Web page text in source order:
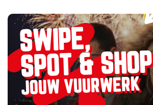
SWIPE,
SPOT & SHOP
JOUW VUURWERK